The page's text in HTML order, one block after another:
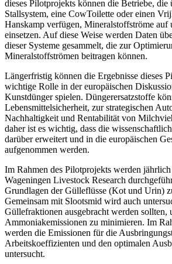
dieses Pilotprojekts können die Betriebe, die
Stallsystem, eine CowToilette oder einen
Hanskamp verfügen, Mineralstoffströme auf
einsetzen. Auf diese Weise werden Daten
dieser Systeme gesammelt, die zur
Mineralstoffströmen beitragen können.
Längerfristig können die Ergebnisse dieses
wichtige Rolle in der europäischen
Kunstdünger spielen. Düngerersatzstoffe
Lebensmittelsicherheit, zur strategischen
Nachhaltigkeit und Rentabilität von
daher ist es wichtig, dass die
darüber erweitert und in die europäischen
aufgenommen werden.
Im Rahmen des Pilotprojekts werden
Wageningen Livestock Research
Grundlagen der Gülleflüsse (Kot und Urin)
Gemeinsam mit Slootsmid wird auch
Güllefraktionen ausgebracht werden sollten,
Ammoniakemissionen zu minimieren. Im
werden die Emissionen für die
Arbeitskoeffizienten und den optimalen
untersucht.